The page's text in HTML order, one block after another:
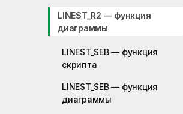
LINEST_R2 — функция
диаграммы
LINEST_SEB — функция
скрипта
LINEST_SEB — функция
диаграммы